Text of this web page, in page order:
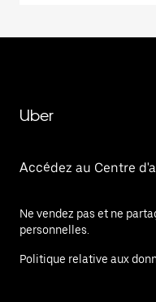
Uber
Accédez au Centre
Ne vendez pas et ne
personnelles.
Politique relative aux